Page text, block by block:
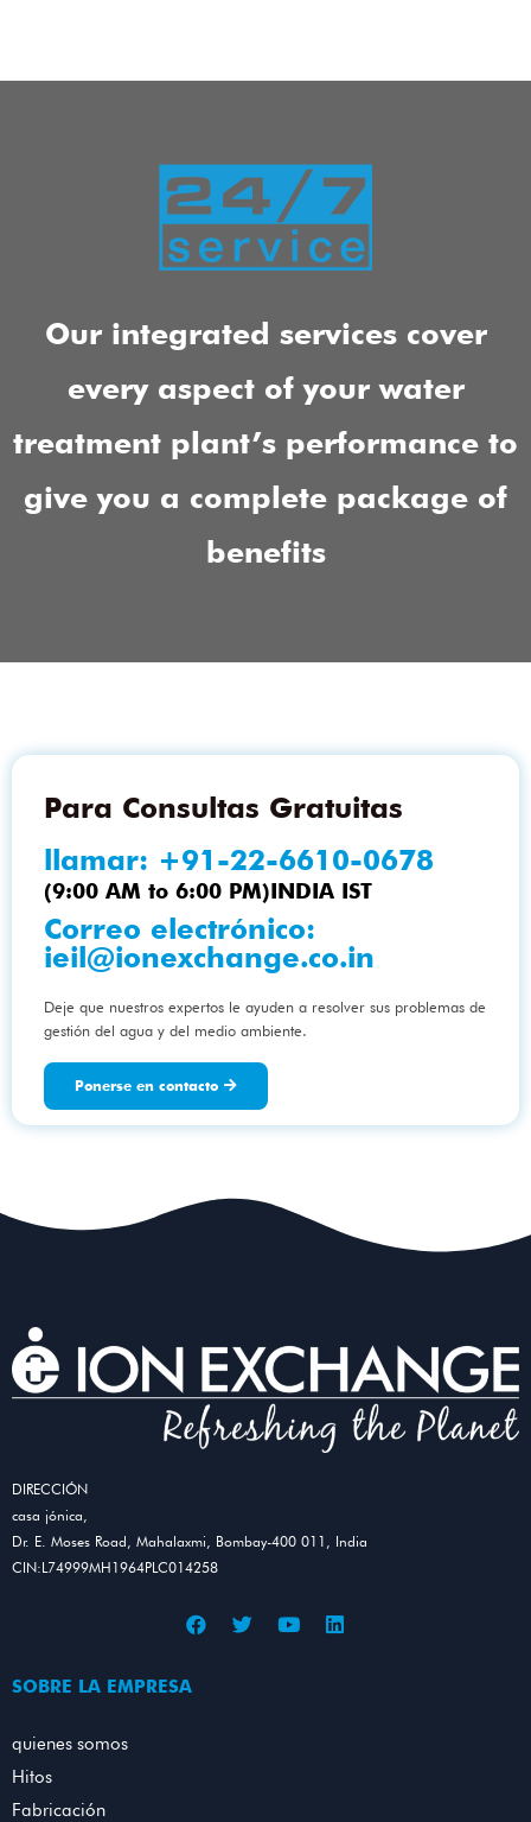
Our integrated services cover
every aspect of your water
treatment plant’s performance to
give you a complete package of
benefits
Para Consultas Gratuitas
llamar: +91-22-6610-0678
(9:00 AM to 6:00 PM)INDIA IST
Correo electrónico:
ieil@ionexchange.co.in
Deje que nuestros expertos le ayuden a resolver sus problemas de
gestión del agua y del medio ambiente.
Ponerse en contacto
DIRECCIÓN
casa jónica,
Dr. E. Moses Road, Mahalaxmi, Bombay-400 011, India
CIN:L74999MH1964PLC014258
SOBRE LA EMPRESA
quienes somos
Hitos
Fabricación